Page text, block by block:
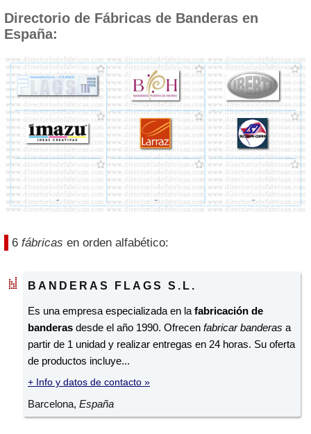
Directorio de Fábricas de Banderas en
España:
6 fábricas en orden alfabético:
BANDERAS FLAGS S.L.
Es una empresa especializada en la fabricación de
banderas desde el año 1990. Ofrecen fabricar banderas a
partir de 1 unidad y realizar entregas en 24 horas. Su oferta
de productos incluye...
+ Info y datos de contacto »
Barcelona, España